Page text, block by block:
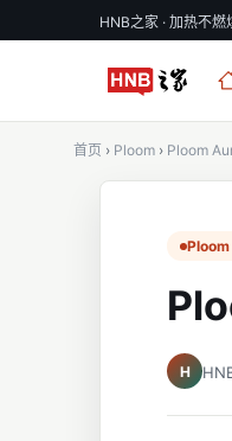
HNB之家 · 加热不
首页 › Ploom › Ploom
Ploom
H